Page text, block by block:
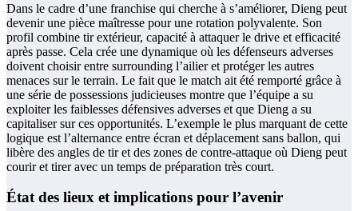
Dans le cadre d’une franchise qui cherche à s’améliorer, Dieng peut
devenir une pièce maîtresse pour une rotation polyvalente. Son
profil combine tir extérieur, capacité à attaquer le drive et efficacité
après passe. Cela crée une dynamique où les défenseurs adverses
doivent choisir entre surrounding l’ailier et protéger les autres
menaces sur le terrain. Le fait que le match ait été remporté grâce à
une série de possessions judicieuses montre que l’équipe a su
exploiter les faiblesses défensives adverses et que Dieng a su
capitaliser sur ces opportunités. L’exemple le plus marquant de cette
logique est l’alternance entre écran et déplacement sans ballon, qui
libère des angles de tir et des zones de contre-attaque où Dieng peut
courir et tirer avec un temps de préparation très court.
État des lieux et implications pour l’avenir